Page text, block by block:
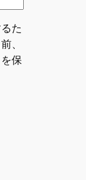
た
、
保